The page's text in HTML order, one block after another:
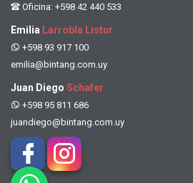
Oficina: +598 42 440 533
Emilia Larrobla Listur
+598 93 917 100
emilia@bintang.com.uy
Juan Diego Schafer
+598 95 811 686
juandiego@bintang.com.uy